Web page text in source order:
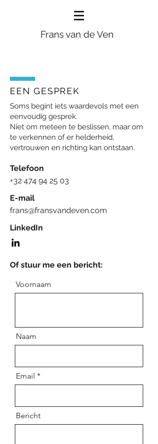
Frans van de Ven
EEN GESPREK
Soms begint iets waardevols met een
eenvoudig gesprek.
Niet om meteen te beslissen, maar om
te verkennen of er helderheid,
vertrouwen en richting kan ontstaan.
Telefoon
+32 474 94 25 03
E-mail
frans@fransvandeven.com
LinkedIn
Of stuur me een bericht:
Voornaam
Naam
Email
Bericht